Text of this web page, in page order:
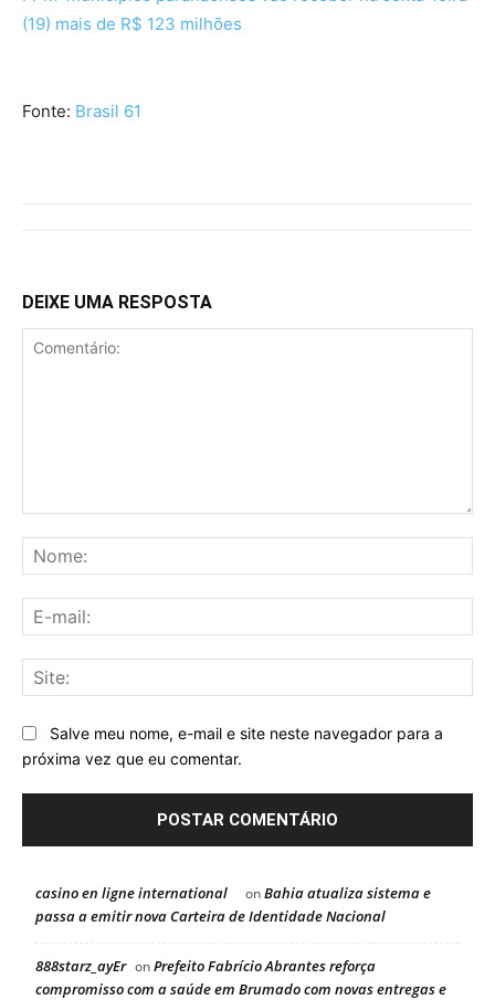
(19) mais de R$ 123 milhões
Fonte: Brasil 61
DEIXE UMA RESPOSTA
Salve meu nome, e-mail e site neste navegador para a
próxima vez que eu comentar.
casino en ligne international onBahia atualiza sistema e
passa a emitir nova Carteira de Identidade Nacional
888starz_ayEr onPrefeito Fabrício Abrantes reforça
compromisso com a saúde em Brumado com novas entregas e